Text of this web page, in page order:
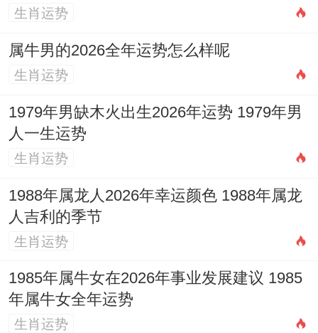
生肖运势
属牛男的2026全年运势怎么样呢
生肖运势
1979年男缺木火出生2026年运势 1979年男
人一生运势
生肖运势
1988年属龙人2026年幸运颜色 1988年属龙
人吉利的季节
生肖运势
1985年属牛女在2026年事业发展建议 1985
年属牛女全年运势
生肖运势